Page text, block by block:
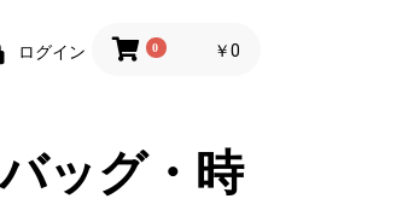
ログイン 0 ￥0
ッグ・時